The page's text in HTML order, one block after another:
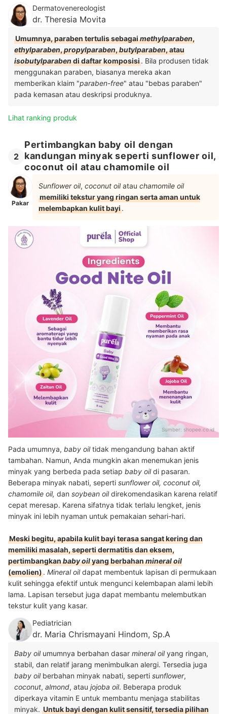
Dermatovenereologist
dr. Theresia Movita
Umumnya, paraben tertulis sebagaimethylparaben,
ethylparaben,propylparaben,butylparaben, atau
isobutylparabendi daftar komposisi. Bila produsen tidak
menggunakan paraben, biasanya mereka akan
memberikan klaim "paraben-free" atau "bebas paraben"
pada kemasan atau deskripsi produknya.
Lihat ranking produk
2
Pertimbangkan baby oil dengan
kandungan minyak seperti sunflower oil,
coconut oil atau chamomile oil
Pakar
Sunflower oil, coconut oilatau chamomile oil
memiliki tekstur yang ringan serta aman untuk
melembapkan kulit bayi.
Sumber: shopee.co.id
Pada umumnya, baby oiltidak mengandung bahan aktif
tambahan. Namun, Anda mungkin akan menemukan jenis
minyak yang berbeda pada setiap baby oildi pasaran.
Beberapa minyak nabati, seperti sunflower oil, coconut oil,
chamomile oil, dan soybean oildirekomendasikan karena relatif
cepat meresap. Karena sifatnya tidak terlalu lengket, jenis
minyak ini lebih nyaman untuk pemakaian sehari-hari.
Meski begitu, apabila kulit bayi terasa sangat kering dan
memiliki masalah, seperti dermatitis dan eksem,
pertimbangkanbaby oilyang berbahanmineral oil
(emolien). Mineral oildapat membentuk lapisan di permukaan
kulit sehingga efektif untuk mengunci kelembapan alami lebih
lama. Lapisan tersebut juga dapat membantu melembutkan
tekstur kulit yang kasar.
Pediatrician
dr. Maria Chrismayani Hindom, Sp.A
Baby oil umumnya berbahan dasar mineral oilyang ringan,
stabil, dan relatif jarang menimbulkan alergi. Tersedia juga
baby oil berbahan minyak nabati, seperti sunflower,
coconut, almond, atau jojoba oil. Beberapa produk
diperkaya vitamin E untuk membantu menjaga stabilitas
minyak. Untuk bayi dengan kulit sensitif, tersedia pilihan